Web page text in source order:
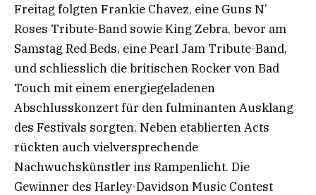
Freitag folgten Frankie Chavez, eine Guns N’
Roses Tribute-Band sowie King Zebra, bevor am
Samstag Red Beds, eine Pearl Jam Tribute-Band,
und schliesslich die britischen Rocker von Bad
Touch mit einem energiegeladenen
Abschlusskonzert für den fulminanten Ausklang
des Festivals sorgten. Neben etablierten Acts
rückten auch vielversprechende
Nachwuchskünstler ins Rampenlicht. Die
Gewinner des Harley-Davidson Music Contest